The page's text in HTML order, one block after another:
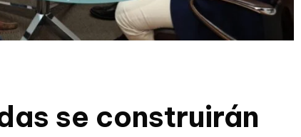
se construirán